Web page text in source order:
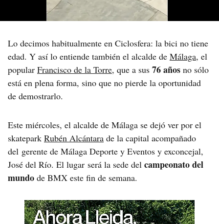
Lo decimos habitualmente en Ciclosfera: la bici no tiene
edad. Y así lo entiende también el alcalde de Málaga, el
popular Francisco de la Torre, que a sus 76 años no sólo
está en plena forma, sino que no pierde la oportunidad
de demostrarlo.
Este miércoles, el alcalde de Málaga se dejó ver por el
skatepark Rubén Alcántara de la capital acompañado
del gerente de Málaga Deporte y Eventos y exconcejal,
José del Río. El lugar será la sede del campeonato del
mundo de BMX este fin de semana.